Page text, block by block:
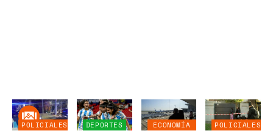
POLICIALES DEPORTES
ECONOMÍA
POLICIALES